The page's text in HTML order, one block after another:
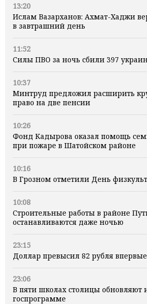
13:20
Ислам Вазарханов: Ахмат-Хаджи
в завтрашний день
11:52
Силы ПВО за ночь сбили 397
10:37
Минтруд предложил расширить
право на две пенсии
10:26
Фонд Кадырова оказал помощь
при пожаре в Шатойском районе
10:16
В Грозном отметили День
10:08
Строительные работы в районе
останавливаются даже ночью
23:15
Доллар превысил 82 рубля
23:06
В пяти школах столицы обновляют
госпрограмме